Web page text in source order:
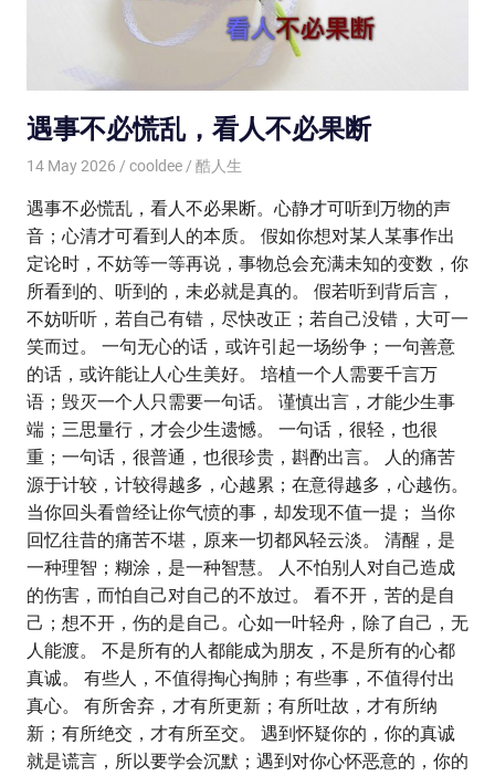
遇事不必慌乱，看人不必果断
14 May 2026 cooldee 酷人生
遇事不必慌乱，看人不必果断。心静才可听到万物的声
音；心清才可看到人的本质。 假如你想对某人某事作出
定论时，不妨等一等再说，事物总会充满未知的变数，你
所看到的、听到的，未必就是真的。 假若听到背后言，
不妨听听，若自己有错，尽快改正；若自己没错，大可一
笑而过。 一句无心的话，或许引起一场纷争；一句善意
的话，或许能让人心生美好。 培植一个人需要千言万
语；毁灭一个人只需要一句话。 谨慎出言，才能少生事
端；三思量行，才会少生遗憾。 一句话，很轻，也很
重；一句话，很普通，也很珍贵，斟酌出言。 人的痛苦
源于计较，计较得越多，心越累；在意得越多，心越伤。
当你回头看曾经让你气愤的事，却发现不值一提； 当你
回忆往昔的痛苦不堪，原来一切都风轻云淡。 清醒，是
一种理智；糊涂，是一种智慧。 人不怕别人对自己造成
的伤害，而怕自己对自己的不放过。 看不开，苦的是自
己；想不开，伤的是自己。心如一叶轻舟，除了自己，无
人能渡。 不是所有的人都能成为朋友，不是所有的心都
真诚。 有些人，不值得掏心掏肺；有些事，不值得付出
真心。 有所舍弃，才有所更新；有所吐故，才有所纳
新；有所绝交，才有所至交。 遇到怀疑你的，你的真诚
就是谎言，所以要学会沉默；遇到对你心怀恶意的，你的